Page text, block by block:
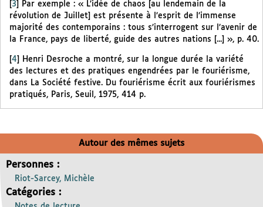
3
Par exemple : « L’idée de chaos [au lendemain de la
révolution de Juillet] est présente à l’esprit de l’immense
majorité des contemporains : tous s’interrogent sur l’avenir de
la France, pays de liberté, guide des autres nations [...] », p. 40.
[4]
Henri Desroche a montré, sur la longue durée la variété
des lectures et des pratiques engendrées par le fouriérisme,
dans La Société festive. Du fouriérisme écrit aux fouriérismes
pratiqués, Paris, Seuil, 1975, 414 p.
Autour des mêmes sujets
Personnes :
Riot-Sarcey, Michèle
Catégories :